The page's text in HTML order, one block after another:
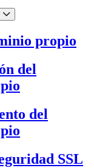
propio
del
del
SSL